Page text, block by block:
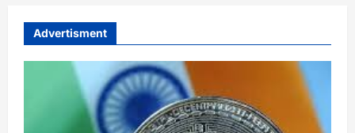
Advertisment